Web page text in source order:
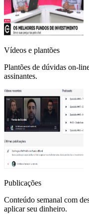
Vídeos e plantões
Plantões de dúvidas on-
assinantes.
Publicações
Conteúdo semanal com
aplicar seu dinheiro.